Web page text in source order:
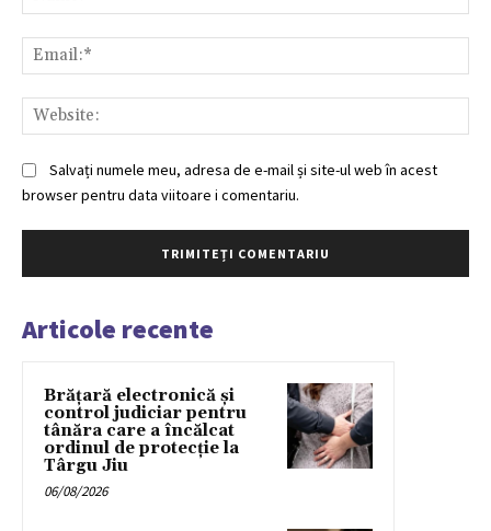
Salvați numele meu, adresa de e-mail și site-ul web în acest
browser pentru data viitoare i comentariu.
Articole recente
Brățară electronică și
control judiciar pentru
tânăra care a încălcat
ordinul de protecție la
Târgu Jiu
06/08/2026